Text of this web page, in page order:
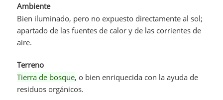
Ambiente
Bien iluminado, pero no expuesto directamente al sol;
apartado de las fuentes de calor y de las corrientes de
aire.
Terreno
Tierra de bosque, o bien enriquecida con la ayuda de
residuos orgánicos.